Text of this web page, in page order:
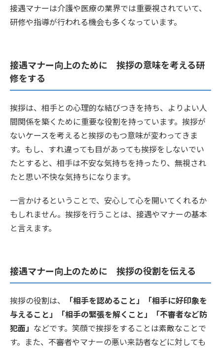
接遇マナーは介護や医療の業界では重要視されていて、
研修や指導が行われる機会も多くなっています。
接遇マナー向上のために 挨拶の意味を考える研
修をする
挨拶は、相手との心理的な結びつきを持ち、よりよい人
間関係を築くために重要な役割を持っています。挨拶が
ないケースを考えると挨拶のもつ意味が変わってきま
す。もし、すれ違っても目があっても挨拶をしないでい
たとすると、相手は不安な気持ちを持ったり、無視され
たと思い不快な気持ちになります。
一言かけるということで、安心して心を開いてくれるか
もしれません。挨拶を行うことは、接遇やマナーの基本
と言えます。
接遇マナー向上のために 挨拶の役割を伝える
挨拶の役割は、
「相手を認めること」「相手に好印象を
与えること」「相手の緊張を解くこと」「不審者など防
犯面」 などです。笑顔で挨拶をすることは素敵なことで
す。また、不審者やマナーの悪い来訪者などに対しても